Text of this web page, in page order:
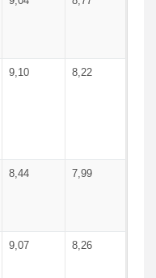
9,10 8,22
8,44 7,99
9,07 8,26